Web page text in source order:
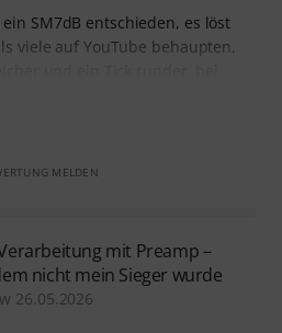
SM7dB entschieden, es löst
viele auf YouTube behaupten,
MELDEN
mit Preamp –
nicht mein Sieger wurde
26.05.2026